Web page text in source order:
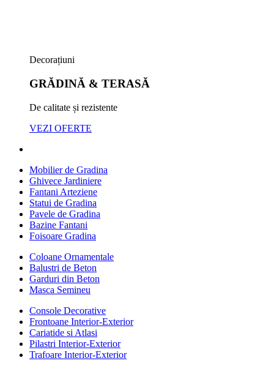
Decorațiuni
GRĂDINĂ & TERASĂ
De calitate și rezistente
VEZI OFERTE
Mobilier de Gradina
Ghivece Jardiniere
Fantani Arteziene
Statui de Gradina
Pavele de Gradina
Bazine Fantani
Foisoare Gradina
Coloane Ornamentale
Balustri de Beton
Garduri din Beton
Masca Semineu
Console Decorative
Frontoane Interior-Exterior
Cariatide si Atlasi
Pilastri Interior-Exterior
Trafoare Interior-Exterior